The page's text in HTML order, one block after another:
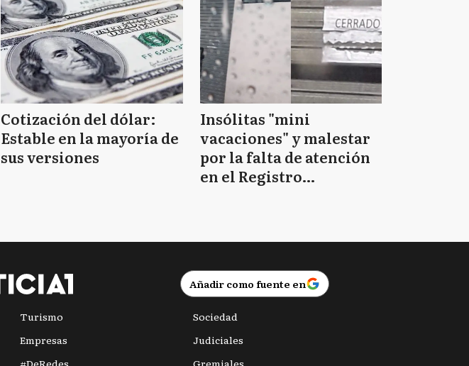
Cotización del dólar:
Estable en la mayoría de
sus versiones
Insólitas "mini
vacaciones" y malestar
por la falta de atención
en el Registro
Añadir como fuente en
Turismo
Empresas
#DeRedes
Sociedad
Judiciales
Gremiales